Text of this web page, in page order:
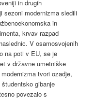
in drugih
sezoni modernizma sledili
in
krvav razpad
V osamosvojenih
na poti v EU, se je
v državne umetniške
tvori ozadje,
gibanje
povezalo s